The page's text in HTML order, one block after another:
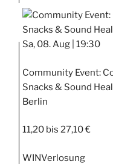
Sa, 08. Aug | 19:30
Community Event:
Snacks & Sound
Berlin
11,20 bis 27,10 €
WINVerlosung